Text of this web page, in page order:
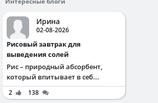
Ирина
02-08-2026
Рисовый завтрак для
выведения солей
Рис – природный абсорбент,
который впитывает в себ...
2 138